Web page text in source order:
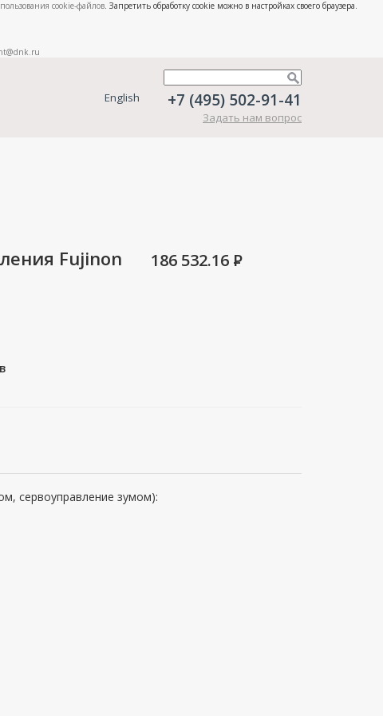
cookie-файлов. Запретить обработку cookie можно в настройках своего браузера.
English +7 (495) 502-91-41
Задать нам вопрос
Fujinon
186 532.16 P
сервоуправление зумом):